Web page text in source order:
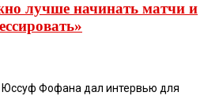
лучше начинать матчи и
Фофана дал интервью для